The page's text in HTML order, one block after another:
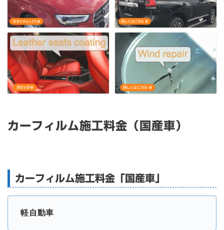
カーフィルム施工料金（国産車）
カーフィルム施工料金「国産車」
軽自動車